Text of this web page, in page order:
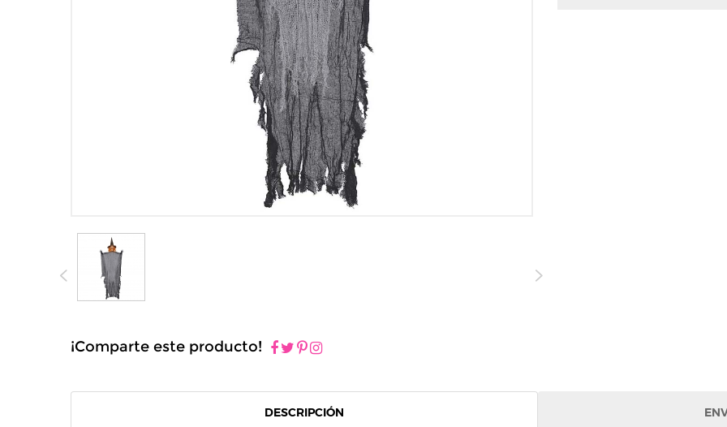
¡Comparte este producto!
DESCRIPCIÓN